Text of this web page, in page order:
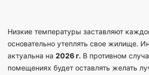
Низкие температуры заставляют
основательно утеплять свое жилище.
актуальна на 2026 г. В противном
помещениях будет оставлять желать